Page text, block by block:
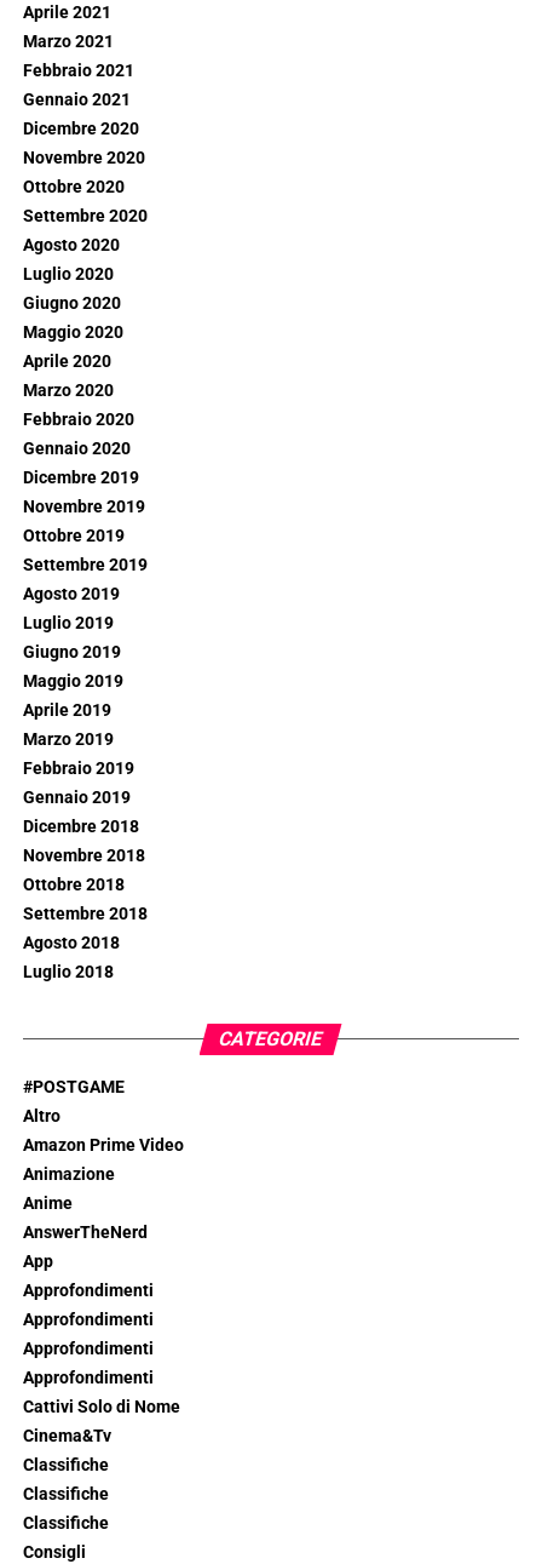
Aprile 2021
Marzo 2021
Febbraio 2021
Gennaio 2021
Dicembre 2020
Novembre 2020
Ottobre 2020
Settembre 2020
Agosto 2020
Luglio 2020
Giugno 2020
Maggio 2020
Aprile 2020
Marzo 2020
Febbraio 2020
Gennaio 2020
Dicembre 2019
Novembre 2019
Ottobre 2019
Settembre 2019
Agosto 2019
Luglio 2019
Giugno 2019
Maggio 2019
Aprile 2019
Marzo 2019
Febbraio 2019
Gennaio 2019
Dicembre 2018
Novembre 2018
Ottobre 2018
Settembre 2018
Agosto 2018
Luglio 2018
CATEGORIE
#POSTGAME
Altro
Amazon Prime Video
Animazione
Anime
AnswerTheNerd
App
Approfondimenti
Approfondimenti
Approfondimenti
Approfondimenti
Cattivi Solo di Nome
Cinema&Tv
Classifiche
Classifiche
Classifiche
Consigli